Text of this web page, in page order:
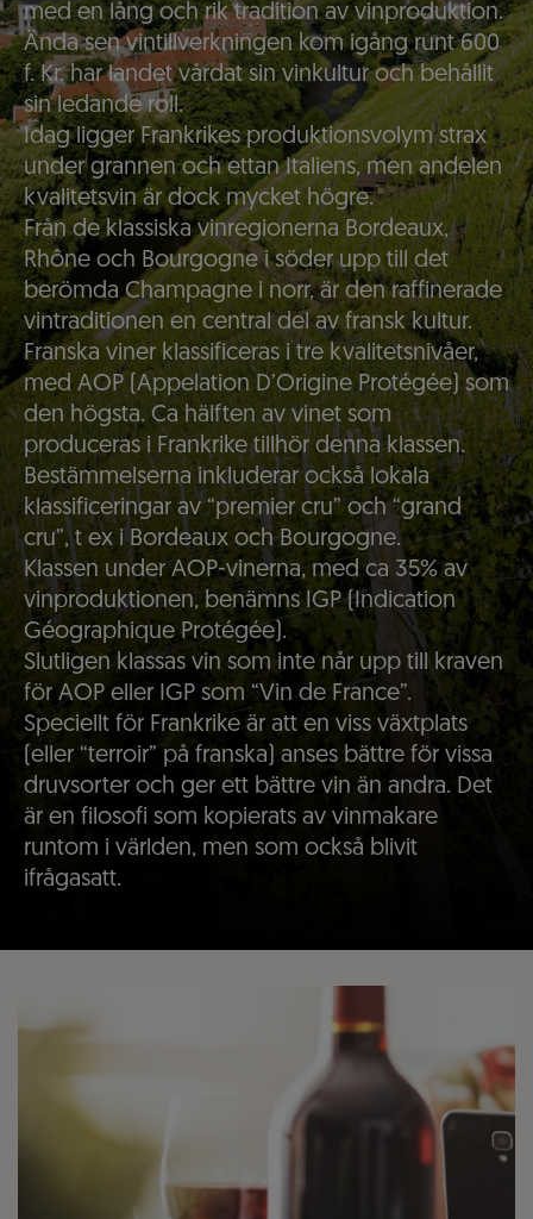
med en lång och rik tradition av vinproduktion.
Ända sen vintillverkningen kom igång runt 600
f. Kr. har landet vårdat sin vinkultur och behållit
sin ledande roll.
Idag ligger Frankrikes produktionsvolym strax
under grannen och ettan Italiens, men andelen
kvalitetsvin är dock mycket högre.
Från de klassiska vinregionerna Bordeaux,
Rhône och Bourgogne i söder upp till det
berömda Champagne i norr, är den raffinerade
vintraditionen en central del av fransk kultur.
Franska viner klassificeras i tre kvalitetsnivåer,
med AOP (Appelation D’Origine Protégée) som
den högsta. Ca hälften av vinet som
produceras i Frankrike tillhör denna klassen.
Bestämmelserna inkluderar också lokala
klassificeringar av “premier cru” och “grand
cru”, t ex i Bordeaux och Bourgogne.
Klassen under AOP-vinerna, med ca 35% av
vinproduktionen, benämns IGP (Indication
Géographique Protégée).
Slutligen klassas vin som inte når upp till kraven
för AOP eller IGP som “Vin de France”.
Speciellt för Frankrike är att en viss växtplats
(eller “terroir” på franska) anses bättre för vissa
druvsorter och ger ett bättre vin än andra. Det
är en filosofi som kopierats av vinmakare
runtom i världen, men som också blivit
ifrågasatt.